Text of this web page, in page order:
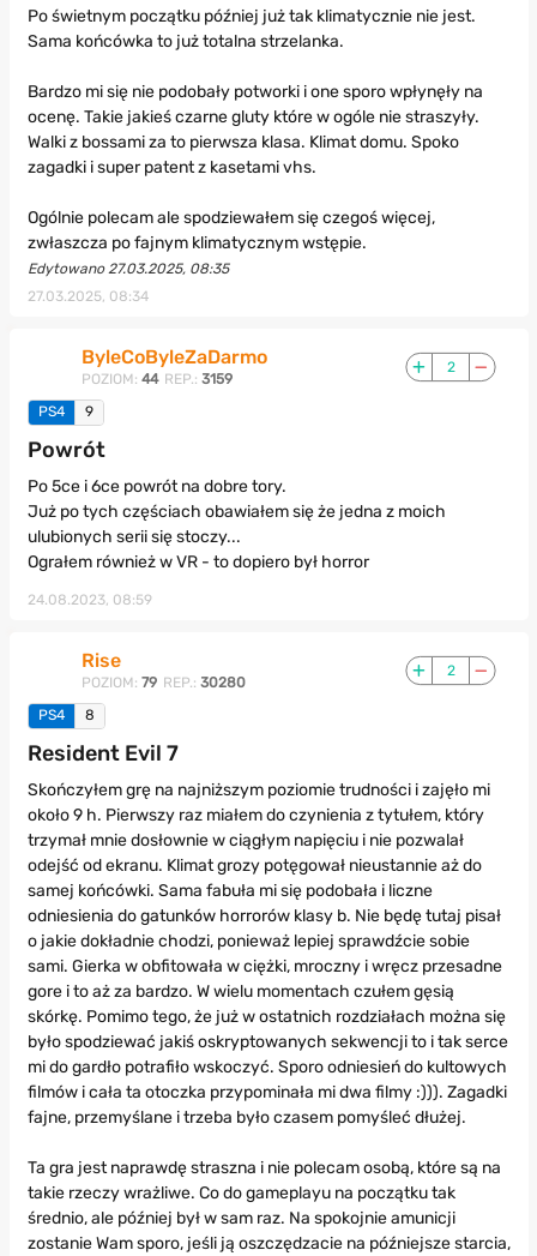
Po świetnym początku później już tak klimatycznie nie jest.
Sama końcówka to już totalna strzelanka.
Bardzo mi się nie podobały potworki i one sporo wpłynęły na
ocenę. Takie jakieś czarne gluty które w ogóle nie straszyły.
Walki z bossami za to pierwsza klasa. Klimat domu. Spoko
zagadki i super patent z kasetami vhs.
Ogólnie polecam ale spodziewałem się czegoś więcej,
zwłaszcza po fajnym klimatycznym wstępie.
Edytowano 27.03.2025, 08:35
27.03.2025, 08:34
ByleCoByleZaDarmo
POZIOM: 44 REP.: 3159
2
PS4 9
Powrót
Po 5ce i 6ce powrót na dobre tory.
Już po tych częściach obawiałem się że jedna z moich
ulubionych serii się stoczy...
Ograłem również w VR - to dopiero był horror
24.08.2023, 08:59
Rise
POZIOM: 79 REP.: 30280
2
PS4 8
Resident Evil 7
Skończyłem grę na najniższym poziomie trudności i zajęło mi
około 9 h. Pierwszy raz miałem do czynienia z tytułem, który
trzymał mnie dosłownie w ciągłym napięciu i nie pozwalał
odejść od ekranu. Klimat grozy potęgował nieustannie aż do
samej końcówki. Sama fabuła mi się podobała i liczne
odniesienia do gatunków horrorów klasy b. Nie będę tutaj pisał
o jakie dokładnie chodzi, ponieważ lepiej sprawdźcie sobie
sami. Gierka w obfitowała w ciężki, mroczny i wręcz przesadne
gore i to aż za bardzo. W wielu momentach czułem gęsią
skórkę. Pomimo tego, że już w ostatnich rozdziałach można się
było spodziewać jakiś oskryptowanych sekwencji to i tak serce
mi do gardło potrafiło wskoczyć. Sporo odniesień do kultowych
filmów i cała ta otoczka przypominała mi dwa filmy :))). Zagadki
fajne, przemyślane i trzeba było czasem pomyśleć dłużej.
Ta gra jest naprawdę straszna i nie polecam osobą, które są na
takie rzeczy wrażliwe. Co do gameplayu na początku tak
średnio, ale później był w sam raz. Na spokojnie amunicji
zostanie Wam sporo, jeśli ją oszczędzacie na późniejsze starcia,